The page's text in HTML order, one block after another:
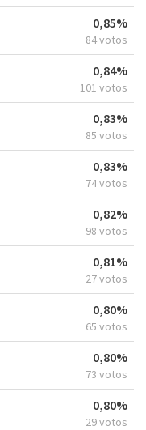
0,85%
84 votos
0,84%
101 votos
0,83%
85 votos
0,83%
74 votos
0,82%
98 votos
0,81%
27 votos
0,80%
65 votos
0,80%
73 votos
0,80%
29 votos